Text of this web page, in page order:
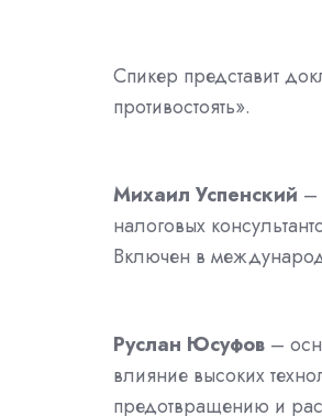
Спикер представит
противостоять».
Михаил Успенский –
налоговых
Включен в
Руслан Юсуфов –
влияние высоких
предотвращению и